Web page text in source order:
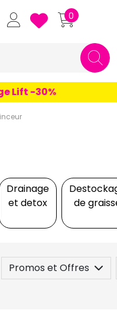
Grande Pharmacie
0
Lift -30%
Drainage
et detox
de
Promos et Offres